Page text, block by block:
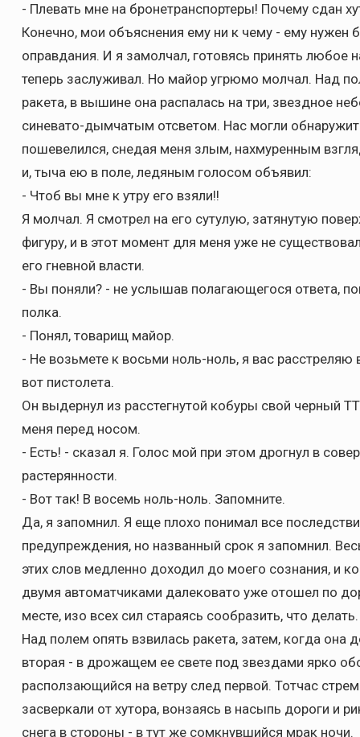
- Плевать мне на бронетранспортеры! Почему сдан
Конечно, мои объяснения ему ни к чему - ему нужен
оправдания. И я замолчал, готовясь принять любое
теперь заслуживал. Но майор угрюмо молчал. Над
ракета, в вышине она распалась на три, звездное
синевато-дымчатым отсветом. Нас могли
пошевелился, снедая меня злым, нахмуренным
и, тыча ею в поле, ледяным голосом объявил:
- Чтоб вы мне к утру его взяли!!
Я молчал. Я смотрел на его сутулую, затянутую
фигуру, и в этот момент для меня уже не
его гневной власти.
- Вы поняли? - не услышав полагающегося ответа,
полка.
- Понял, товарищ майор.
- Не возьмете к восьми ноль-ноль, я вас расстреляю
вот пистолета.
Он выдернул из расстегнутой кобуры свой черный
меня перед носом.
- Есть! - сказал я. Голос мой при этом дрогнул в
растерянности.
- Вот так! В восемь ноль-ноль. Запомните.
Да, я запомнил. Я еще плохо понимал все
предупреждения, но названный срок я запомнил.
этих слов медленно доходил до моего сознания, и
двумя автоматчиками далековато уже отошел по
месте, изо всех сил стараясь сообразить, что делать.
Над полем опять взвилась ракета, затем, когда она
вторая - в дрожащем ее свете под звездами ярко
расползающийся на ветру след первой. Тотчас
засверкали от хутора, вонзаясь в насыпь дороги и
снега в стороны - в тут же сомкнувшийся мрак ночи.